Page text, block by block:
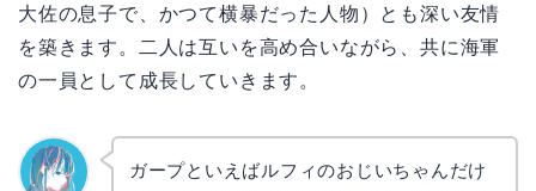
大佐の息子で、かつて横暴だった人物）とも深い友情
を築きます。二人は互いを高め合いながら、共に海軍
の一員として成長していきます。
ガープといえばルフィのおじいちゃんだけ